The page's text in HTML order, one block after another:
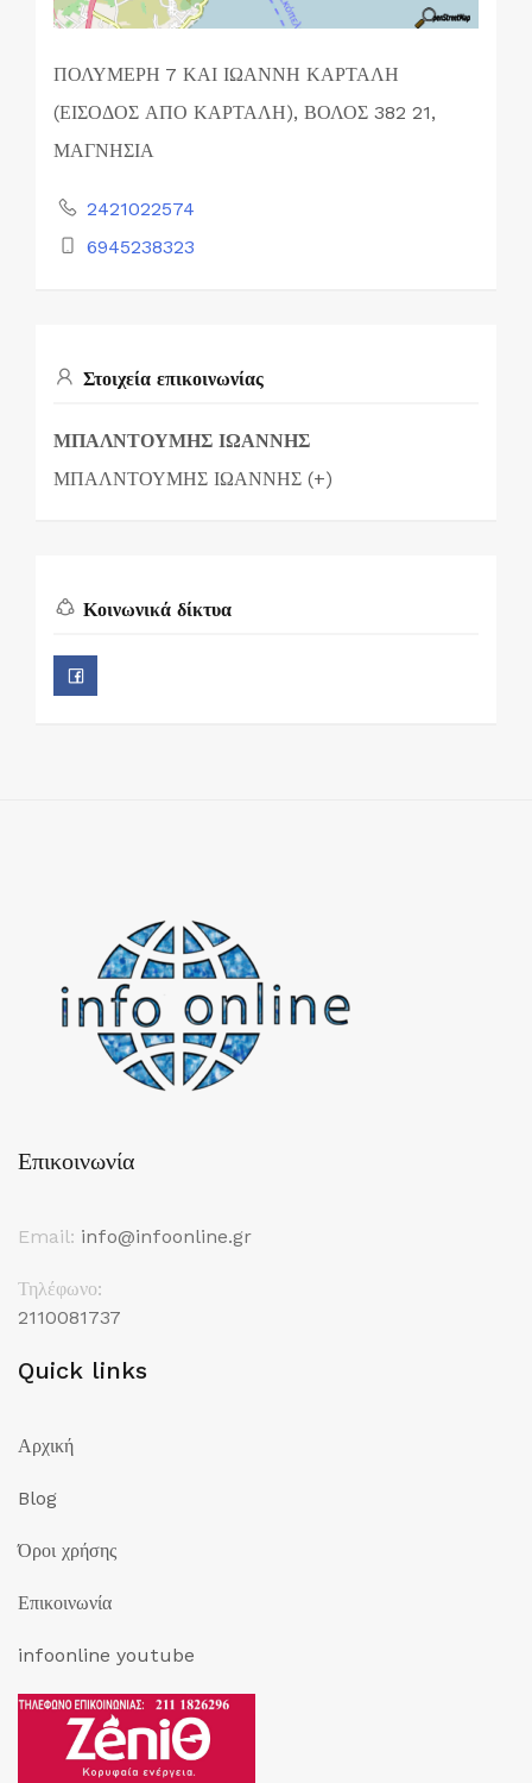
ΠΟΛΥΜΕΡΗ 7 ΚΑΙ ΙΩΑΝΝΗ ΚΑΡΤΑΛΗ
(ΕΙΣΟΔΟΣ ΑΠΟ ΚΑΡΤΑΛΗ), ΒΟΛΟΣ 382 21,
ΜΑΓΝΗΣΙΑ
2421022574
6945238323
Στοιχεία επικοινωνίας
ΜΠΑΛΝΤΟΥΜΗΣ ΙΩΑΝΝΗΣ
ΜΠΑΛΝΤΟΥΜΗΣ ΙΩΑΝΝΗΣ (+)
Κοινωνικά δίκτυα
Επικοινωνία
Email: info@infoonline.gr
Τηλέφωνο:
2110081737
Quick links
Αρχική
Blog
Όροι χρήσης
Επικοινωνία
infoonline youtube